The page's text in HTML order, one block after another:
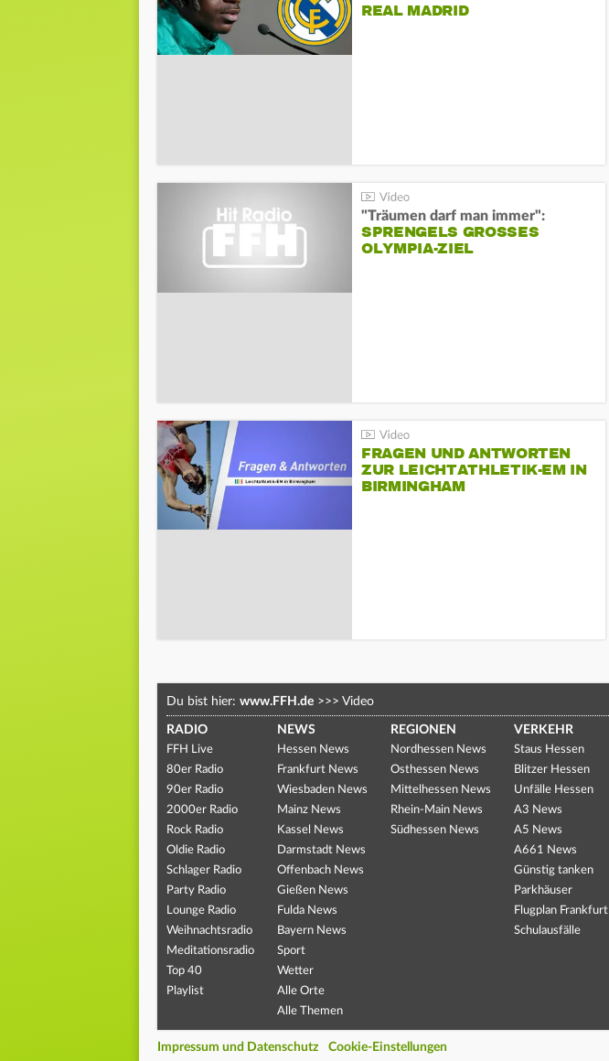
REAL MADRID
"Träumen darf man immer":
SPRENGELS GROSSES O
LYMPIA-ZIEL
FRAGEN UND ANTWORTEN
ZUR LEICHTATHLETIK-EM IN
BIRMINGHAM
Du bist hier: www.FFH.de >>> Video
RADIO
FFH Live
80er Radio
90er Radio
2000er Radio
Rock Radio
Oldie Radio
Schlager Radio
Party Radio
Lounge Radio
Weihnachtsradio
Meditationsradio
Top 40
Playlist
NEWS
Hessen News
Frankfurt News
Wiesbaden News
Mainz News
Kassel News
Darmstadt News
Offenbach News
Gießen News
Fulda News
Bayern News
Sport
Wetter
Alle Orte
Alle Themen
REGIONEN
Nordhessen News
Osthessen News
Mittelhessen News
Rhein-Main News
Südhessen News
VERKEHR
Staus Hessen
Blitzer Hessen
Unfälle Hessen
A3 News
A5 News
A661 News
Günstig tanken
Parkhäuser
Flugplan Frankfurt
Schulausfälle
Impressum und Datenschutz Cookie-Einstellungen